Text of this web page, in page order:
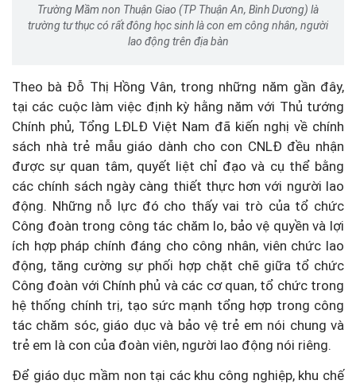
Trường Mầm non Thuận Giao (TP Thuận An, Bình Dương) là
trường tư thục có rất đông học sinh là con em công nhân, người
lao động trên địa bàn
Theo bà Đỗ Thị Hồng Vân, trong những năm gần đây,
tại các cuộc làm việc định kỳ hằng năm với Thủ tướng
Chính phủ, Tổng LĐLĐ Việt Nam đã kiến nghị về chính
sách nhà trẻ mẫu giáo dành cho con CNLĐ đều nhận
được sự quan tâm, quyết liệt chỉ đạo và cụ thể bằng
các chính sách ngày càng thiết thực hơn với người lao
động. Những nỗ lực đó cho thấy vai trò của tổ chức
Công đoàn trong công tác chăm lo, bảo vệ quyền và lợi
ích hợp pháp chính đáng cho công nhân, viên chức lao
động, tăng cường sự phối hợp chặt chẽ giữa tổ chức
Công đoàn với Chính phủ và các cơ quan, tổ chức trong
hệ thống chính trị, tạo sức mạnh tổng hợp trong công
tác chăm sóc, giáo dục và bảo vệ trẻ em nói chung và
trẻ em là con của đoàn viên, người lao động nói riêng.
Để giáo dục mầm non tại các khu công nghiệp, khu chế